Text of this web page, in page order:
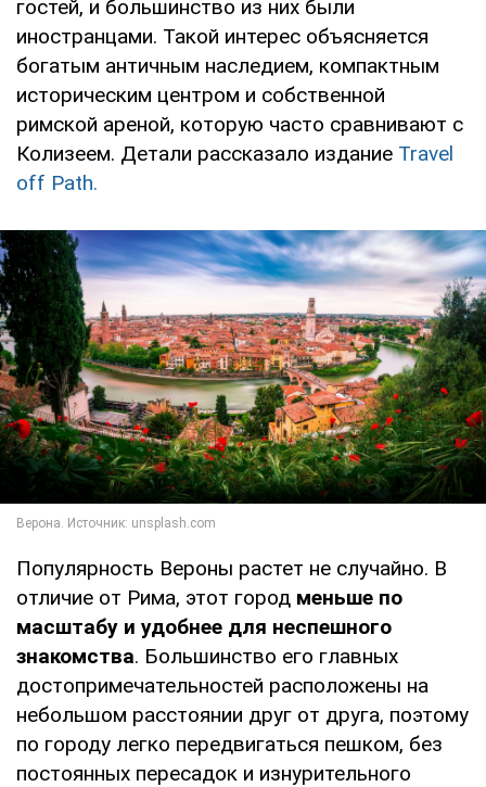
гостей, и большинство из них были
иностранцами. Такой интерес объясняется
богатым античным наследием, компактным
историческим центром и собственной
римской ареной, которую часто сравнивают с
Колизеем. Детали рассказало издание Travel
off Path.
Популярность Вероны растет не случайно. В
отличие от Рима, этот город меньше по
масштабу и удобнее для неспешного
знакомства. Большинство его главных
достопримечательностей расположены на
небольшом расстоянии друг от друга, поэтому
по городу легко передвигаться пешком, без
постоянных пересадок и изнурительного